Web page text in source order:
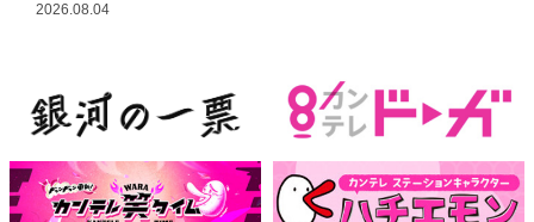
越し
2026.08.04